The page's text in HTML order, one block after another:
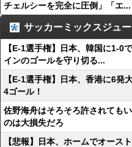
チェルシーを完全に圧倒」「エ...
サッカーミックスジュ
【E-1選手権】日本、韓国に1-0
インのゴールを守り切る...
【E-1選手権】日本、香港に6発
4ゴール！
佐野海舟はそろそろ許されても
のは大損失だろ
【悲報】日本、ホームでオース